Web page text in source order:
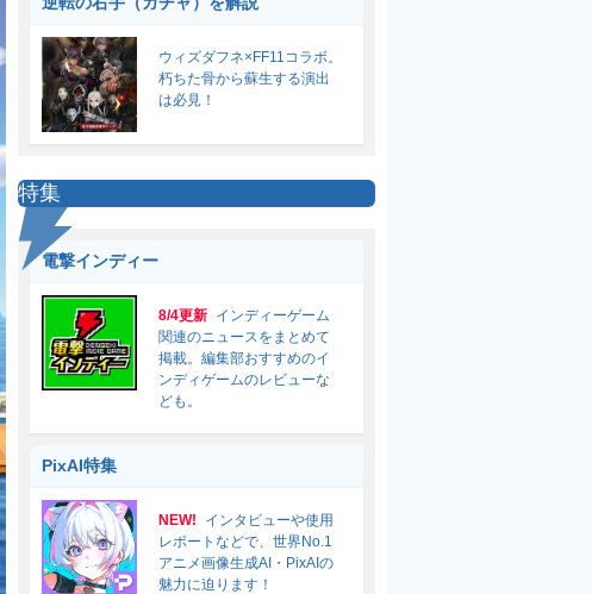
ウィズダフネ×FF11コラボ。
朽ちた骨から蘇生する演出
は必見！
特集
電撃インディー
8/4更新 インディーゲーム
関連のニュースをまとめて
掲載。編集部おすすめのイ
ンディゲームのレビューな
ども。
PixAI特集
NEW!
インタビューや使用
レポートなどで、世界No.1
アニメ画像生成AI・PixAIの
魅力に迫ります！